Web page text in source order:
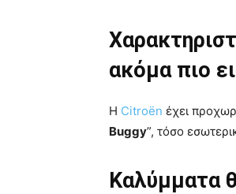
ακόμα πιο
Η Citroën έχει
Buggy”, τόσο
Καλύμματα